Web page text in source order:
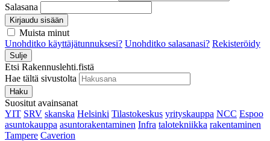
Salasana
Kirjaudu sisään
Muista minut
Unohditko käyttäjätunnuksesi? Unohditko salasanasi? Rekisteröidy
Sulje
Etsi Rakennuslehti.fistä
Hae tältä sivustolta
Haku
Suositut avainsanat
YIT SRV skanska Helsinki Tilastokeskus yrityskauppa NCC Espoo
asuntokauppa asuntorakentaminen Infra talotekniikka rakentaminen
Tampere Caverion